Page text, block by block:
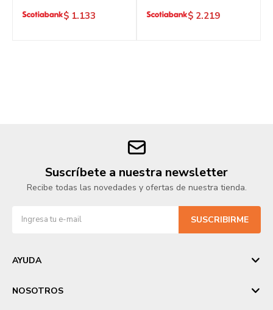
$ 1.133 $ 2.219
Suscríbete a nuestra newsletter
Recibe todas las novedades y ofertas de nuestra tienda.
SUSCRIBIRME
AYUDA
NOSOTROS